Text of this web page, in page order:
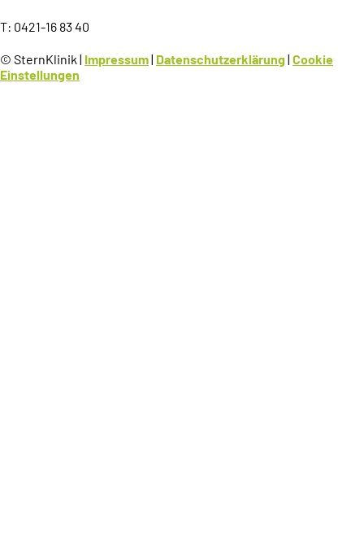
T: 0421-16 83 40
© SternKlinik | Impressum| Datenschutzerklärung| Cookie
Einstellungen